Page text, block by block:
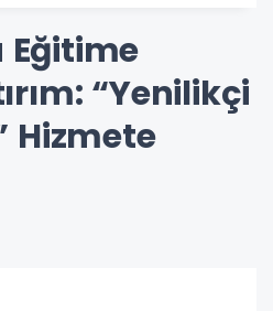
Eğitime
“Yenilikçi
Hizmete